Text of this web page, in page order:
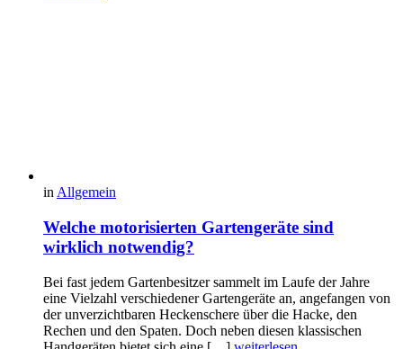
in Allgemein
Welche motorisierten Gartengeräte sind
wirklich notwendig?
Bei fast jedem Gartenbesitzer sammelt im Laufe der Jahre
eine Vielzahl verschiedener Gartengeräte an, angefangen von
der unverzichtbaren Heckenschere über die Hacke, den
Rechen und den Spaten. Doch neben diesen klassischen